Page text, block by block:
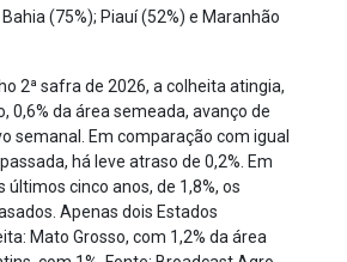
(75%); Piauí (52%) e Maranhão
2ª safra de 2026, a colheita atingia,
0,6% da área semeada, avanço de
semanal. Em comparação com igual
há leve atraso de 0,2%. Em
últimos cinco anos, de 1,8%, os
Apenas dois Estados
Mato Grosso, com 1,2% da área